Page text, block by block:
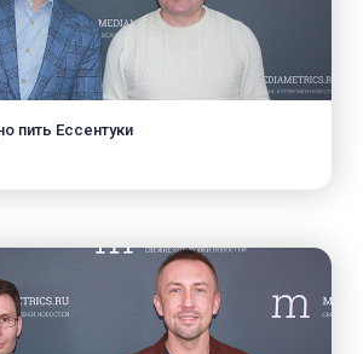
пить Ессентуки